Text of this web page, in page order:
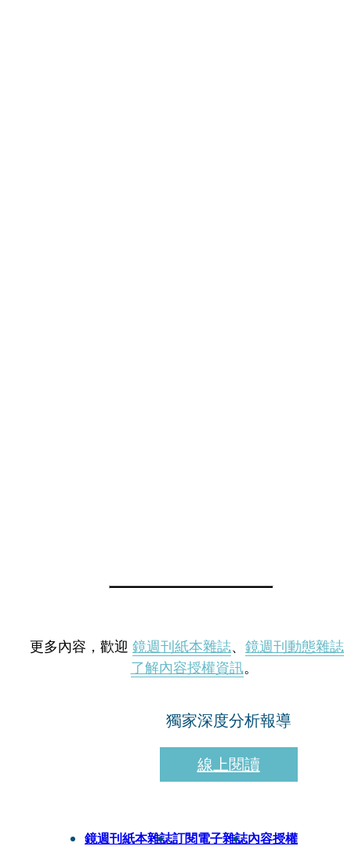
更多內容，歡迎 鏡週刊紙本雜誌、 鏡週刊動態雜誌
了解內容授權資訊。
獨家深度分析報導
線上閱讀
鏡週刊紙本雜誌訂閱電子雜誌內容授權